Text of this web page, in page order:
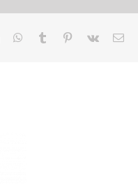
WhatsApp
Tumblr Pinterest
Vk